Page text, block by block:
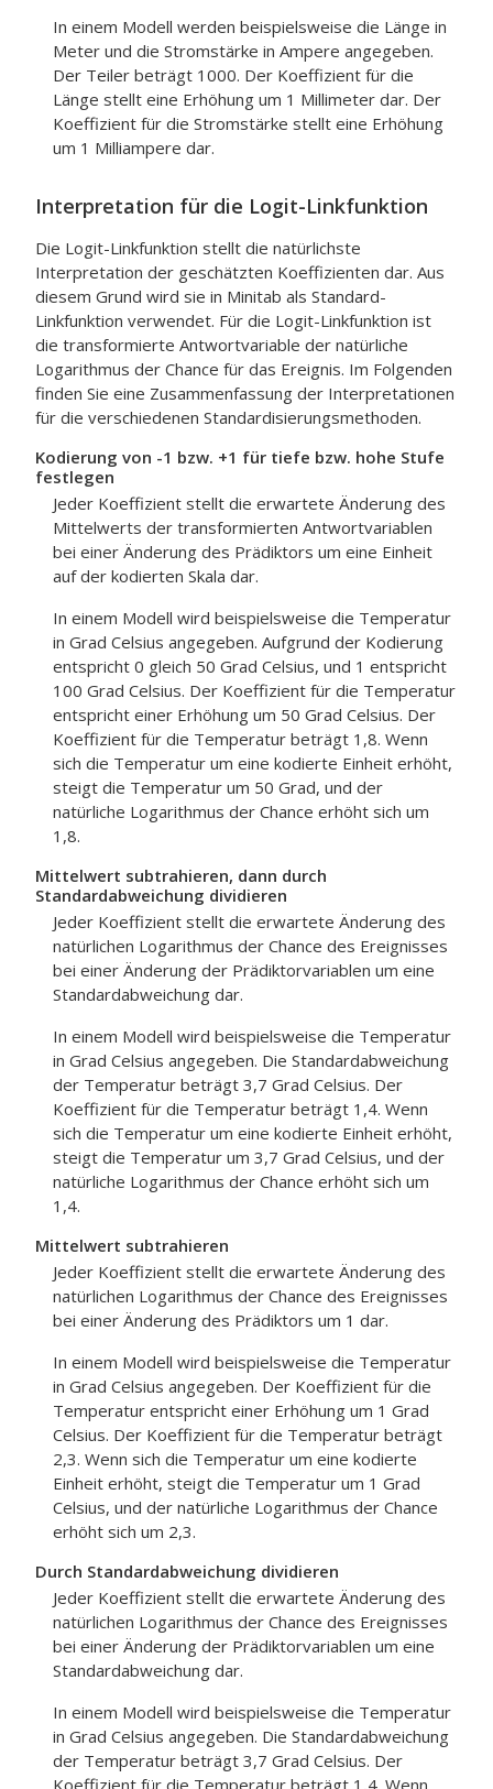
In einem Modell werden beispielsweise die Länge in
Meter und die Stromstärke in Ampere angegeben.
Der Teiler beträgt 1000. Der Koeffizient für die
Länge stellt eine Erhöhung um 1 Millimeter dar. Der
Koeffizient für die Stromstärke stellt eine Erhöhung
um 1 Milliampere dar.
Interpretation für die Logit-Linkfunktion
Die Logit-Linkfunktion stellt die natürlichste
Interpretation der geschätzten Koeffizienten dar. Aus
diesem Grund wird sie in Minitab als Standard-
Linkfunktion verwendet. Für die Logit-Linkfunktion ist
die transformierte Antwortvariable der natürliche
Logarithmus der Chance für das Ereignis. Im Folgenden
finden Sie eine Zusammenfassung der Interpretationen
für die verschiedenen Standardisierungsmethoden.
Kodierung von -1 bzw. +1 für tiefe bzw. hohe Stufe
festlegen
Jeder Koeffizient stellt die erwartete Änderung des
Mittelwerts der transformierten Antwortvariablen
bei einer Änderung des Prädiktors um eine Einheit
auf der kodierten Skala dar.
In einem Modell wird beispielsweise die Temperatur
in Grad Celsius angegeben. Aufgrund der Kodierung
entspricht 0 gleich 50 Grad Celsius, und 1 entspricht
100 Grad Celsius. Der Koeffizient für die Temperatur
entspricht einer Erhöhung um 50 Grad Celsius. Der
Koeffizient für die Temperatur beträgt 1,8. Wenn
sich die Temperatur um eine kodierte Einheit erhöht,
steigt die Temperatur um 50 Grad, und der
natürliche Logarithmus der Chance erhöht sich um
1,8.
Mittelwert subtrahieren, dann durch
Standardabweichung dividieren
Jeder Koeffizient stellt die erwartete Änderung des
natürlichen Logarithmus der Chance des Ereignisses
bei einer Änderung der Prädiktorvariablen um eine
Standardabweichung dar.
In einem Modell wird beispielsweise die Temperatur
in Grad Celsius angegeben. Die Standardabweichung
der Temperatur beträgt 3,7 Grad Celsius. Der
Koeffizient für die Temperatur beträgt 1,4. Wenn
sich die Temperatur um eine kodierte Einheit erhöht,
steigt die Temperatur um 3,7 Grad Celsius, und der
natürliche Logarithmus der Chance erhöht sich um
1,4.
Mittelwert subtrahieren
Jeder Koeffizient stellt die erwartete Änderung des
natürlichen Logarithmus der Chance des Ereignisses
bei einer Änderung des Prädiktors um 1 dar.
In einem Modell wird beispielsweise die Temperatur
in Grad Celsius angegeben. Der Koeffizient für die
Temperatur entspricht einer Erhöhung um 1 Grad
Celsius. Der Koeffizient für die Temperatur beträgt
2,3. Wenn sich die Temperatur um eine kodierte
Einheit erhöht, steigt die Temperatur um 1 Grad
Celsius, und der natürliche Logarithmus der Chance
erhöht sich um 2,3.
Durch Standardabweichung dividieren
Jeder Koeffizient stellt die erwartete Änderung des
natürlichen Logarithmus der Chance des Ereignisses
bei einer Änderung der Prädiktorvariablen um eine
Standardabweichung dar.
In einem Modell wird beispielsweise die Temperatur
in Grad Celsius angegeben. Die Standardabweichung
der Temperatur beträgt 3,7 Grad Celsius. Der
Koeffizient für die Temperatur beträgt 1,4. Wenn